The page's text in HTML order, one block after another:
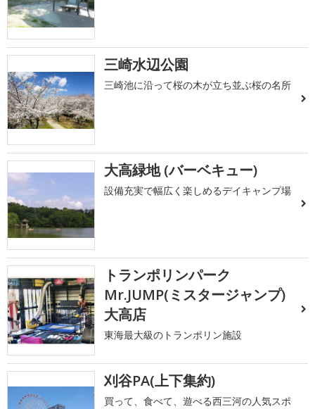
三崎水辺公園
三崎池に沿って桜の木が立ち並ぶ桜の名所
大高緑地 (バーベキュー)
設備充実で幅広く楽しめるデイキャンプ場
トランポリンパーク
Mr.JUMP(ミスタージャンプ)
大高店
東海最大級のトランポリン施設
刈谷PA(上下集約)
買って、食べて、遊べる西三河の人気スポ